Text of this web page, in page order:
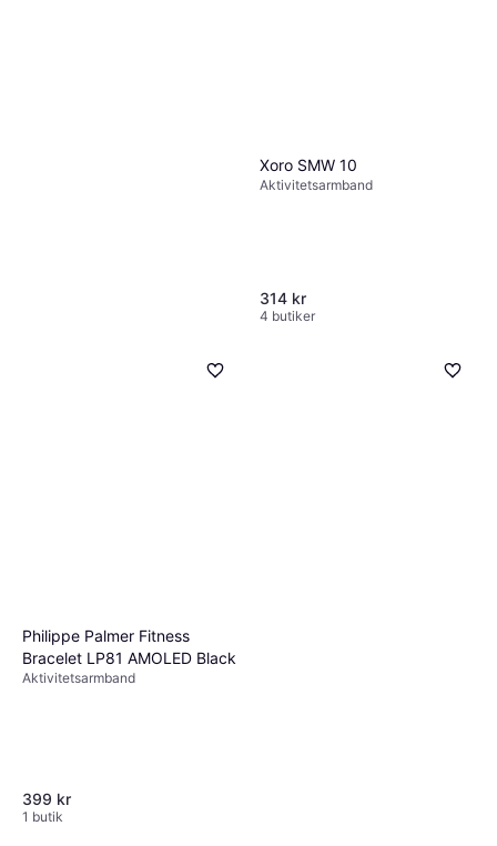
4.5
Xoro SMW 10
Aktivitetsarmband
314 kr
4 butiker
Philippe Palmer Fitness
Bracelet LP81 AMOLED Black
Aktivitetsarmband
399 kr
1 butik